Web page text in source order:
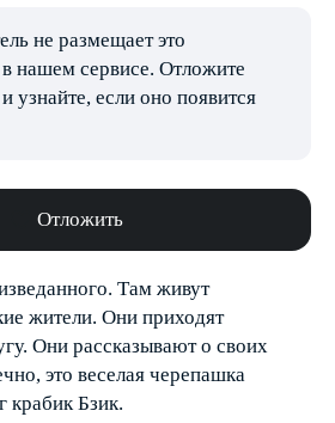
не размещает это
нашем сервисе. Отложите
узнайте, если оно появится
Отложить
Там живут
жители. Они приходят
Они рассказывают о своих
это веселая черепашка
крабик Бзик.